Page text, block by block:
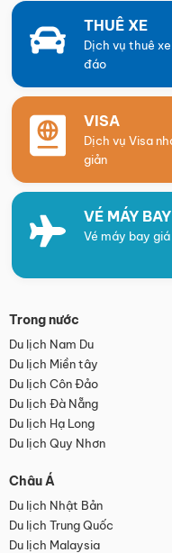
THUÊ XE
Dịch vụ thuê
đáo
VISA
Dịch vụ Visa
giản
VÉ MÁY BAY
Vé máy bay
Trong nước
Du lịch Nam Du
Du lịch Miền tây
Du lịch Côn Đảo
Du lịch Đà Nẵng
Du lịch Hạ Long
Du lịch Quy Nhơn
Châu Á
Du lịch Nhật Bản
Du lịch Trung Quốc
Du lịch Malaysia